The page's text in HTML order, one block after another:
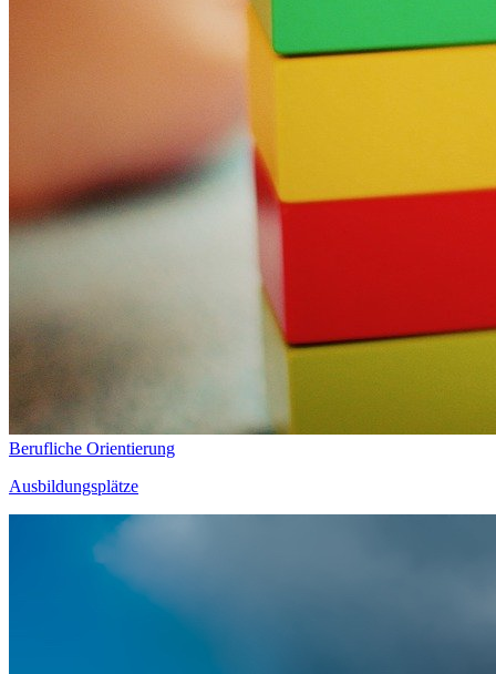
Berufliche Orientierung
Ausbildungsplätze